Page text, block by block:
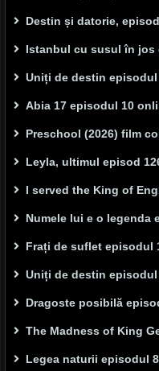
Destin și datorie,
Istanbul cu susul în jos
Uniți de destin
Abia 17 episodul 10
Preschool (2026) film
Leyla, ultimul episod
I served the King of
Numele lui e o legenda
Frați de suflet episodul
Uniți de destin
Dragoste posibilă
The Madness of King
Legea naturii episodul